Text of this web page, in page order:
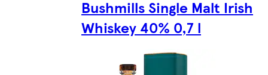
Bushmills Single Malt Irish
Whiskey 40% 0,7 l